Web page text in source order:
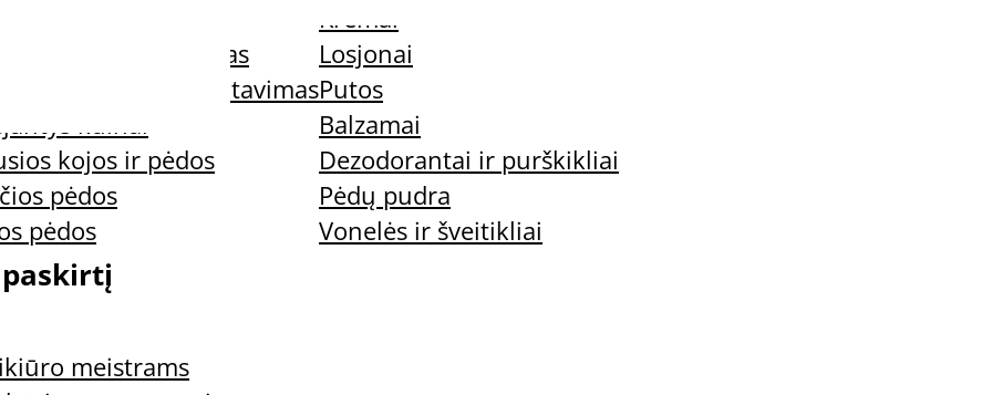
ir trynimas
kvapas ir prakaitavimas
kulnai
kojos ir pėdos
pėdos
pėdos
Kremai
Losjonai
Putos
Balzamai
Dezodorantai ir purškikliai
Pėdų pudra
Vonelės ir šveitikliai
paskirtį
meistrams